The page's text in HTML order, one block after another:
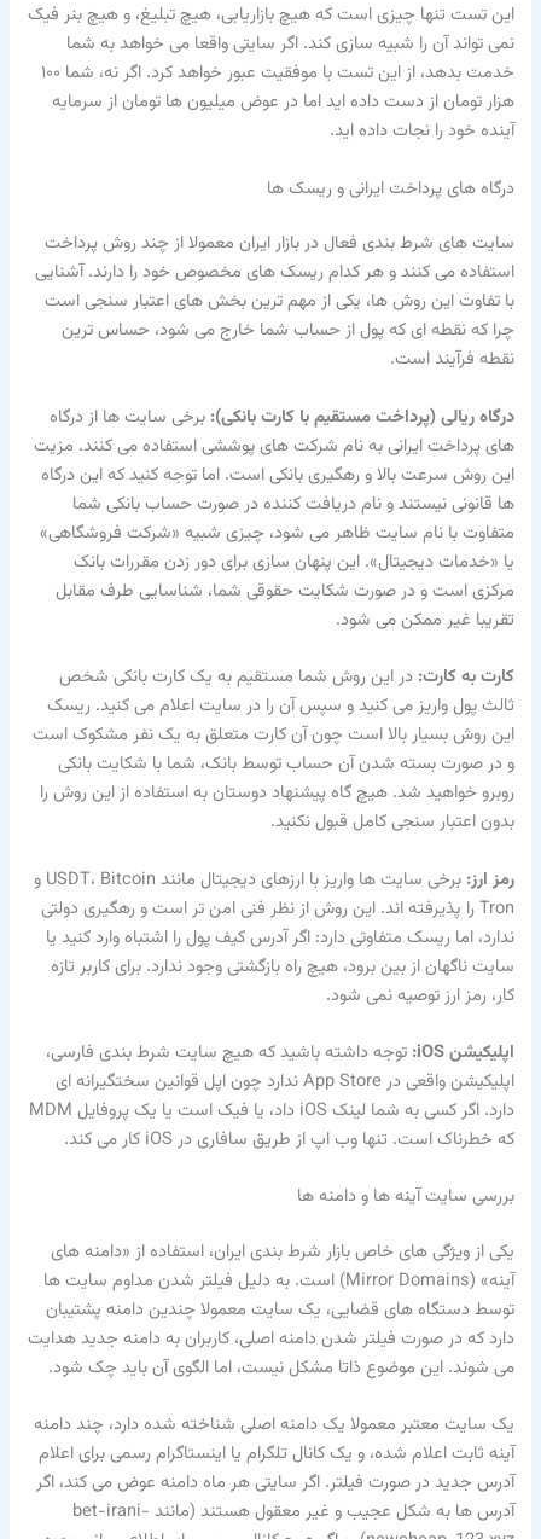
این تست تنها چیزی است که هیچ بازاریابی، هیچ تبلیغ، و هیچ بنر فیک
نمی تواند آن را شبیه سازی کند. اگر سایتی واقعا می خواهد به شما
خدمت بدهد، از این تست با موفقیت عبور خواهد کرد. اگر نه، شما ۱۰۰
هزار تومان از دست داده اید اما در عوض میلیون ها تومان از سرمایه
آینده خود را نجات داده اید.
درگاه های پرداخت ایرانی و ریسک ها
سایت های شرط بندی فعال در بازار ایران معمولا از چند روش پرداخت
استفاده می کنند و هر کدام ریسک های مخصوص خود را دارند. آشنایی
با تفاوت این روش ها، یکی از مهم ترین بخش های اعتبار سنجی است
چرا که نقطه ای که پول از حساب شما خارج می شود، حساس ترین
نقطه فرآیند است.
درگاه ریالی (پرداخت مستقیم با کارت بانکی): برخی سایت ها از درگاه
های پرداخت ایرانی به نام شرکت های پوششی استفاده می کنند. مزیت
این روش سرعت بالا و رهگیری بانکی است. اما توجه کنید که این درگاه
ها قانونی نیستند و نام دریافت کننده در صورت حساب بانکی شما
متفاوت با نام سایت ظاهر می شود، چیزی شبیه «شرکت فروشگاهی»
یا «خدمات دیجیتال». این پنهان سازی برای دور زدن مقررات بانک
مرکزی است و در صورت شکایت حقوقی شما، شناسایی طرف مقابل
تقریبا غیر ممکن می شود.
کارت به کارت: در این روش شما مستقیم به یک کارت بانکی شخص
ثالث پول واریز می کنید و سپس آن را در سایت اعلام می کنید. ریسک
این روش بسیار بالا است چون آن کارت متعلق به یک نفر مشکوک است
و در صورت بسته شدن آن حساب توسط بانک، شما با شکایت بانکی
روبرو خواهید شد. هیچ گاه پیشنهاد دوستان به استفاده از این روش را
بدون اعتبار سنجی کامل قبول نکنید.
رمز ارز:
برخی سایت ها واریز با ارزهای دیجیتال مانند USDT، Bitcoin و
Tron را پذیرفته اند. این روش از نظر فنی امن تر است و رهگیری دولتی
ندارد، اما ریسک متفاوتی دارد: اگر آدرس کیف پول را اشتباه وارد کنید یا
سایت ناگهان از بین برود، هیچ راه بازگشتی وجود ندارد. برای کاربر تازه
کار، رمز ارز توصیه نمی شود.
اپلیکیشن iOS:
توجه داشته باشید که هیچ سایت شرط بندی فارسی،
اپلیکیشن واقعی در App Store ندارد چون اپل قوانین سختگیرانه ای
دارد. اگر کسی به شما لینک iOS داد، یا فیک است یا یک پروفایل MDM
که خطرناک است. تنها وب اپ از طریق سافاری در iOS کار می کند.
بررسی سایت آینه ها و دامنه ها
یکی از ویژگی های خاص بازار شرط بندی ایران، استفاده از «دامنه های
آینه» (Mirror Domains) است. به دلیل فیلتر شدن مداوم سایت ها
توسط دستگاه های قضایی، یک سایت معمولا چندین دامنه پشتیبان
دارد که در صورت فیلتر شدن دامنه اصلی، کاربران به دامنه جدید هدایت
می شوند. این موضوع ذاتا مشکل نیست، اما الگوی آن باید چک شود.
یک سایت معتبر معمولا یک دامنه اصلی شناخته شده دارد، چند دامنه
آینه ثابت اعلام شده، و یک کانال تلگرام یا اینستاگرام رسمی برای اعلام
آدرس جدید در صورت فیلتر. اگر سایتی هر ماه دامنه عوض می کند، اگر
آدرس ها به شکل عجیب و غیر معقول هستند (مانند bet-irani-